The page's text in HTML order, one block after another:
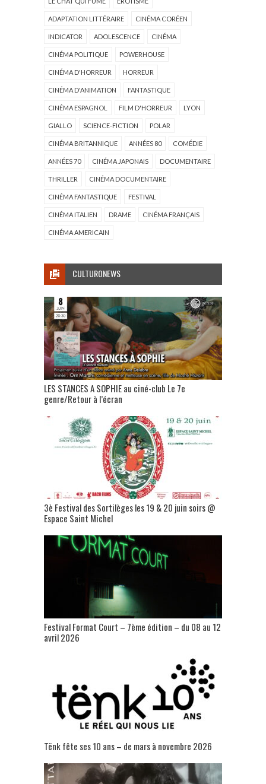
ADAPTATION LITTÉRAIRE CINÉMA CORÉEN
INDICATOR ADOLESCENCE CINÉMA
CINÉMA POLITIQUE POWERHOUSE
CINÉMA D'HORREUR HORREUR
CINÉMA D'ANIMATION FANTASTIQUE
CINÉMA ESPAGNOL FILM D'HORREUR LYON
GIALLO SCIENCE-FICTION POLAR
CINÉMA BRITANNIQUE ANNÉES 80 COMÉDIE
ANNÉES 70 CINÉMA JAPONAIS DOCUMENTAIRE
THRILLER CINÉMA DOCUMENTAIRE
CINÉMA FANTASTIQUE FESTIVAL
CINÉMA ITALIEN DRAME CINÉMA FRANÇAIS
CINÉMA AMERICAIN
CULTURONEWS
LES STANCES A SOPHIE au ciné-club Le 7e
genre/Retour à l’écran
3è Festival des Sortilèges les 19 & 20 juin soirs @
Espace Saint Michel
Festival Format Court – 7ème édition – du 08 au 12
avril 2026
Tënk fête ses 10 ans – de mars à novembre 2026